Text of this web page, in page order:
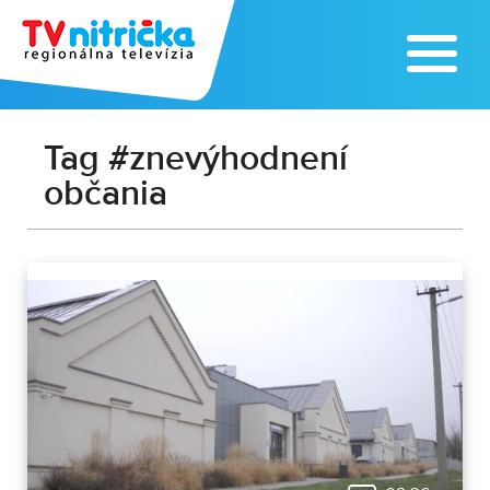
Tag #znevýhodnení
občania